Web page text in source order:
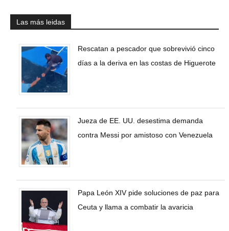
Las más leidas
Rescatan a pescador que sobrevivió cinco
días a la deriva en las costas de Higuerote
Jueza de EE. UU. desestima demanda
contra Messi por amistoso con Venezuela
Papa León XIV pide soluciones de paz para
Ceuta y llama a combatir la avaricia